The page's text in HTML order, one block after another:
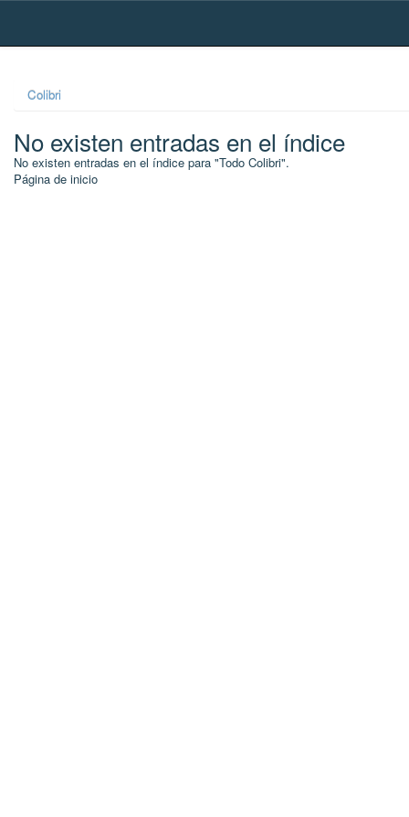
Skip
Colibri
No existen entradas en el índice
No existen entradas en el índice para "Todo Colibri".
Página de inicio